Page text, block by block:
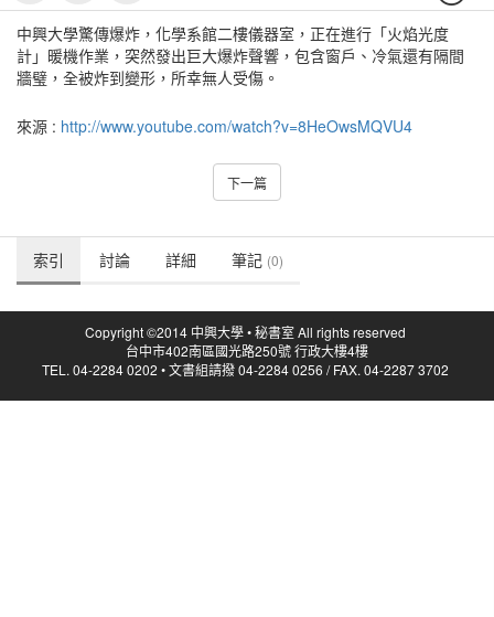
中興大學驚傳爆炸，化學系館二樓儀器室，正在進行「火焰光度
計」暖機作業，突然發出巨大爆炸聲響，包含窗戶、冷氣還有隔間
牆璧，全被炸到變形，所幸無人受傷。
來源 : http://www.youtube.com/watch?v=8HeOwsMQVU4
下一篇
索引 討論 詳細 筆記 (0)
Copyright ©2014 中興大學 • 秘書室 All rights reserved
台中市402南區國光路250號 行政大樓4樓
TEL. 04-2284 0202 • 文書組請撥 04-2284 0256 / FAX. 04-2287 3702